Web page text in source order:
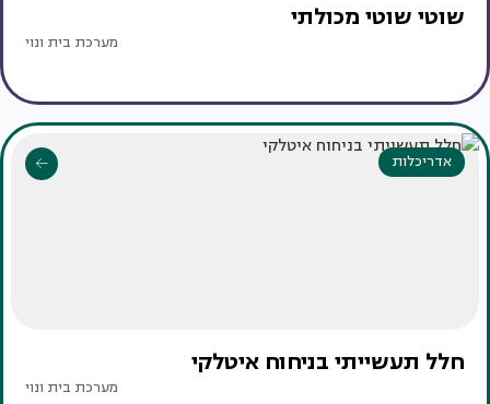
שוטי שוטי מכולתי
מערכת בית ונוי
אדריכלות
חלל תעשייתי בניחוח איטלקי
מערכת בית ונוי